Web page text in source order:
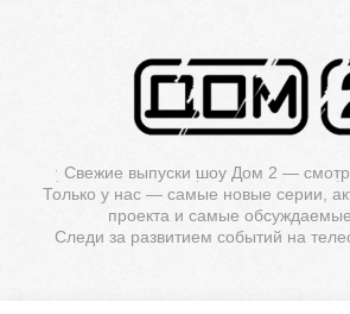
Свежие выпуски шоу Дом 2 —
Только у нас — самые новые серии,
проекта и самые обсуждаемые
Следи за развитием событий на